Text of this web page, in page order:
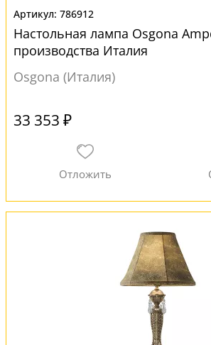
786912
Настольная лампа Osgona
производства Италия
Osgona (Италия)
33 353 ₽